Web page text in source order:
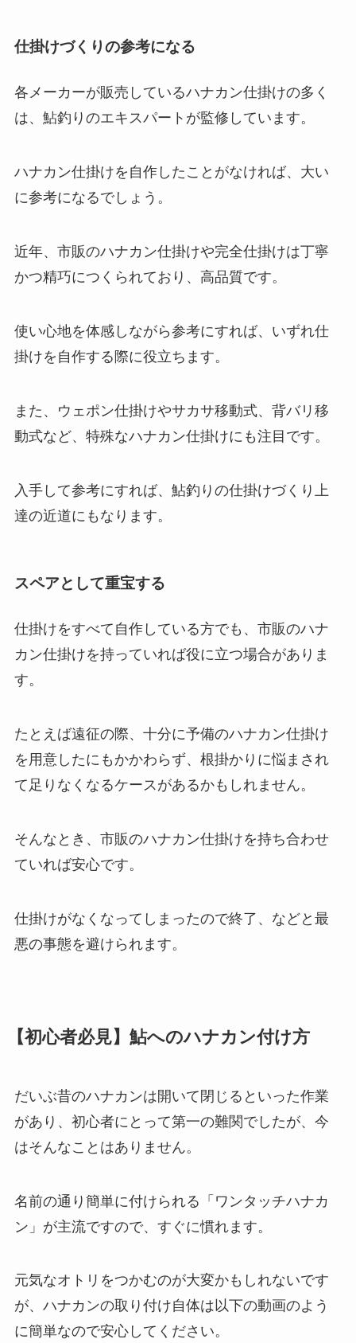
仕掛けづくりの参考になる
各メーカーが販売しているハナカン仕掛けの多く
は、鮎釣りのエキスパートが監修しています。
ハナカン仕掛けを自作したことがなければ、大い
に参考になるでしょう。
近年、市販のハナカン仕掛けや完全仕掛けは丁寧
かつ精巧につくられており、高品質です。
使い心地を体感しながら参考にすれば、いずれ仕
掛けを自作する際に役立ちます。
また、ウェポン仕掛けやサカサ移動式、背バリ移
動式など、特殊なハナカン仕掛けにも注目です。
入手して参考にすれば、鮎釣りの仕掛けづくり上
達の近道にもなります。
スペアとして重宝する
仕掛けをすべて自作している方でも、市販のハナ
カン仕掛けを持っていれば役に立つ場合がありま
す。
たとえば遠征の際、十分に予備のハナカン仕掛け
を用意したにもかかわらず、根掛かりに悩まされ
て足りなくなるケースがあるかもしれません。
そんなとき、市販のハナカン仕掛けを持ち合わせ
ていれば安心です。
仕掛けがなくなってしまったので終了、などと最
悪の事態を避けられます。
【初心者必見】鮎へのハナカン付け方
だいぶ昔のハナカンは開いて閉じるといった作業
があり、初心者にとって第一の難関でしたが、今
はそんなことはありません。
名前の通り簡単に付けられる「ワンタッチハナカ
ン」が主流ですので、すぐに慣れます。
元気なオトリをつかむのが大変かもしれないです
が、ハナカンの取り付け自体は以下の動画のよう
に簡単なので安心してください。